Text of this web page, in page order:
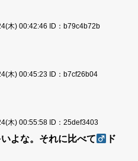
木) 00:42:46 ID：b79c4b72b
木) 00:45:23 ID：b7cf26b04
木) 00:55:58 ID：25def3403
よな。それに比べて
ド